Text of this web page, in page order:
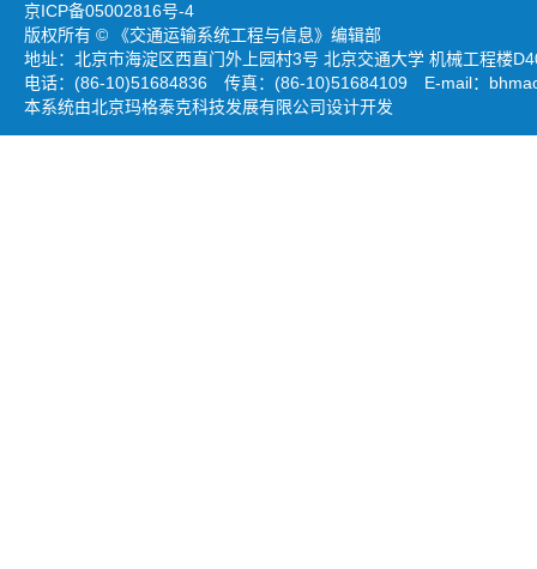
京ICP备05002816号-4
版权所有 © 《交通运输系统工程与信息》编辑部
地址：北京市海淀区西直门外上园村3号 北京交通大学 机械工程楼
电话：(86-10)51684836 传真：(86-10)51684109 E-mail：
本系统由北京玛格泰克科技发展有限公司设计开发